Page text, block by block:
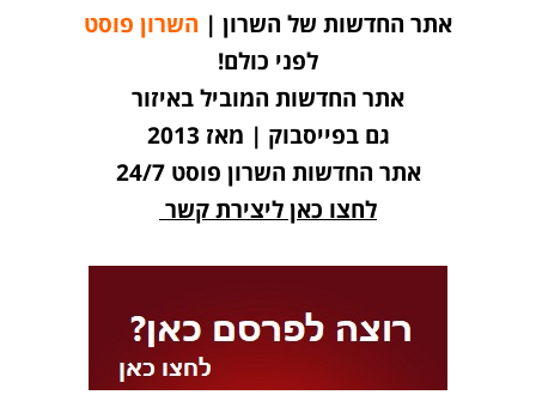
אתר החדשות של השרון | השרון פוסט
לפני כולם!
אתר החדשות המוביל באיזור
גם בפייסבוק | מאז 2013
אתר החדשות השרון פוסט 24/7
לחצו כאן ליצירת קשר